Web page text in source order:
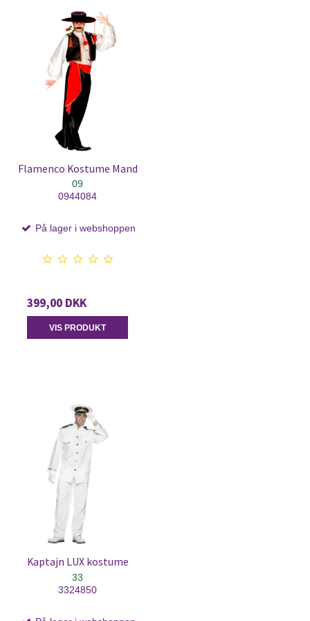
Flamenco Kostume Mand
09
0944084
På lager i webshoppen
399,00 DKK
VIS PRODUKT
Kaptajn LUX kostume
33
3324850